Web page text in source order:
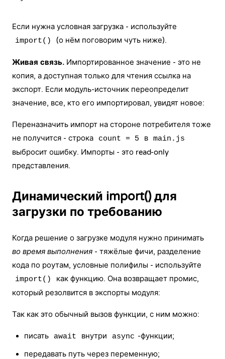
Если нужна условная загрузка - используйте
import() (о нём поговорим чуть ниже).
Живая связь. Импортированное значение - это не
копия, а доступная только для чтения ссылка на
экспорт. Если модуль-источник переопределит
значение, все, кто его импортировал, увидят новое:
Переназначить импорт на стороне потребителя тоже
не получится - строка
count = 5 в main.js
выбросит ошибку. Импорты - это read-only
представления.
Динамический import() для
загрузки по требованию
Когда решение о загрузке модуля нужно принимать
во время выполнения - тяжёлые фичи, разделение
кода по роутам, условные полифилы - используйте
import()
как функцию. Она возвращает промис,
который резолвится в экспорты модуля:
Так как это обычный вызов функции, с ним можно:
писать await внутри async -функции;
передавать путь через переменную;